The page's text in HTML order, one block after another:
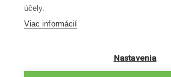
info@robotworld.sk
02 / 205 103 00
účely.
Viac informácií
Nastavenia